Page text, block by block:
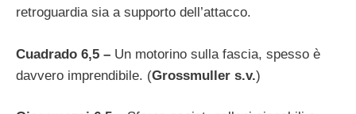
retroguardia sia a supporto dell’attacco.
Cuadrado 6,5 – Un motorino sulla fascia, spesso è
davvero imprendibile. (Grossmuller s.v.)